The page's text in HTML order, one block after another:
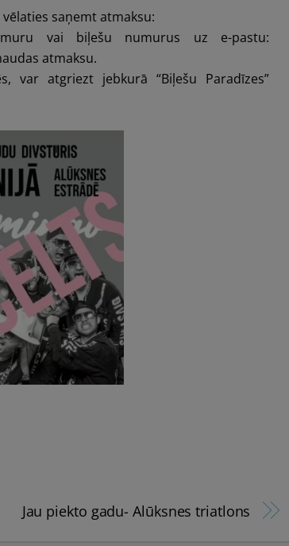
saņemt atmaksu:
vai biļešu numurus uz e-pastu:
atmaksu.
var atgriezt jebkurā “Biļešu Paradīzes”
Jau piekto gadu- Alūksnes triatlons